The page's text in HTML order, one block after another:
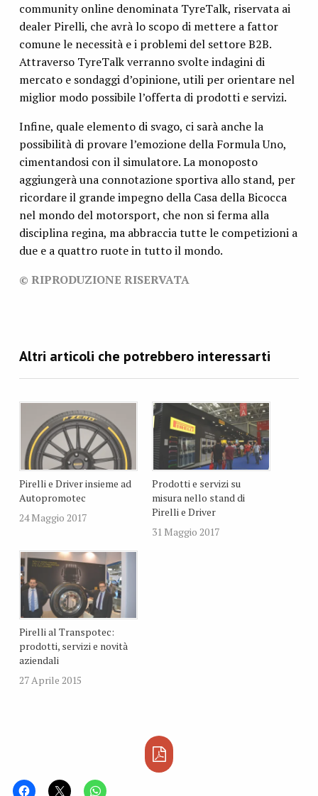
community online denominata TyreTalk, riservata ai
dealer Pirelli, che avrà lo scopo di mettere a fattor
comune le necessità e i problemi del settore B2B.
Attraverso TyreTalk verranno svolte indagini di
mercato e sondaggi d’opinione, utili per orientare nel
miglior modo possibile l’offerta di prodotti e servizi.
Infine, quale elemento di svago, ci sarà anche la
possibilità di provare l’emozione della Formula Uno,
cimentandosi con il simulatore. La monoposto
aggiungerà una connotazione sportiva allo stand, per
ricordare il grande impegno della Casa della Bicocca
nel mondo del motorsport, che non si ferma alla
disciplina regina, ma abbraccia tutte le competizioni a
due e a quattro ruote in tutto il mondo.
© RIPRODUZIONE RISERVATA
Pirelli e Driver insieme ad
Autopromotec
24 Maggio 2017
Prodotti e servizi su
misura nello stand di
Pirelli e Driver
31 Maggio 2017
Pirelli al Transpotec:
prodotti, servizi e novità
aziendali
27 Aprile 2015